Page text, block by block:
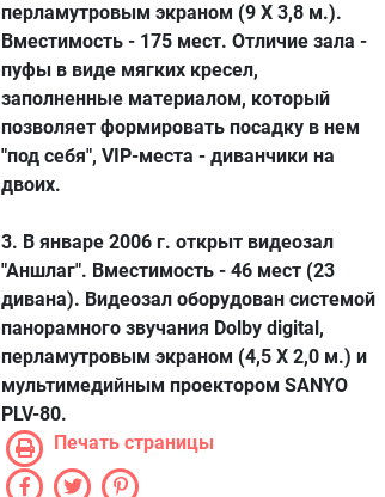
перламутровым экраном (9 Х 3,8 м.).
Вместимость - 175 мест. Отличие зала -
пуфы в виде мягких кресел,
заполненные материалом, который
позволяет формировать посадку в нем
"под себя", VIP-места - диванчики на
двоих.
3. В январе 2006 г. открыт видеозал
"Аншлаг". Вместимость - 46 мест (23
дивана). Видеозал оборудован системой
панорамного звучания Dolby digital,
перламутровым экраном (4,5 Х 2,0 м.) и
мультимедийным проектором SANYO
PLV-80.
Печать страницы